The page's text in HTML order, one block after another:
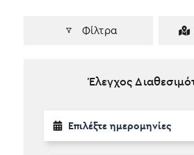
Φίλτρα
Έλεγχος